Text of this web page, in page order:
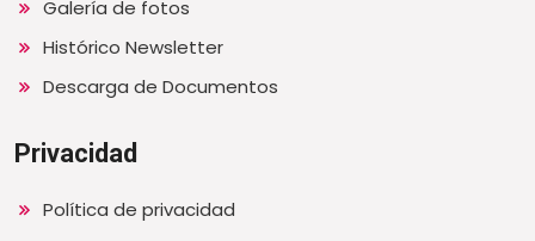
Galería de fotos
Histórico Newsletter
Descarga de Documentos
Privacidad
Política de privacidad